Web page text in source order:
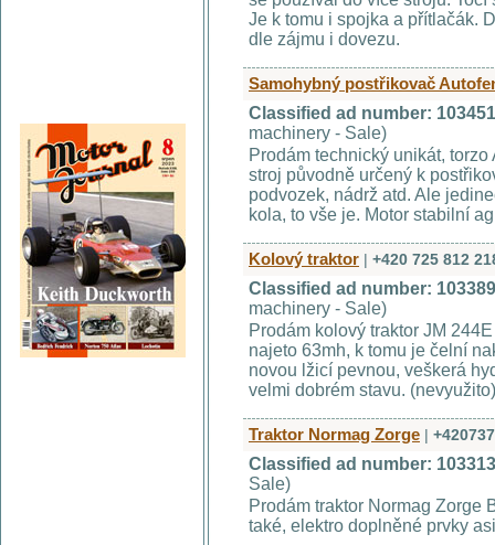
Je k tomu i spojka a přítlačák.
dle zájmu i dovezu.
Samohybný postřikovač
Classified ad number:
machinery - Sale)
Prodám technický unikát,
stroj původně určený k
podvozek, nádrž atd. Ale
kola, to vše je. Motor stabilní
Kolový traktor | +420 725 812
Classified ad number:
machinery - Sale)
Prodám kolový traktor JM
najeto 63mh, k tomu je čelní
novou lžicí pevnou, veškerá
velmi dobrém stavu.
Traktor Normag Zorge |
Classified ad number:
Sale)
Prodám traktor Normag Zorge
také, elektro doplněné prvky